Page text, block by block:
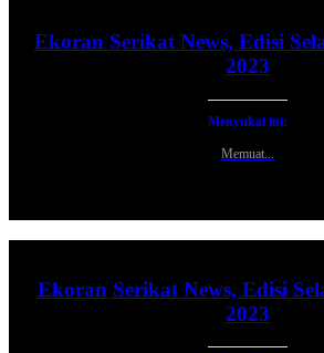
Ekoran Serikat News, Edisi
2023
Menyukai ini:
Memuat...
Ekoran Serikat News, Edisi
2023